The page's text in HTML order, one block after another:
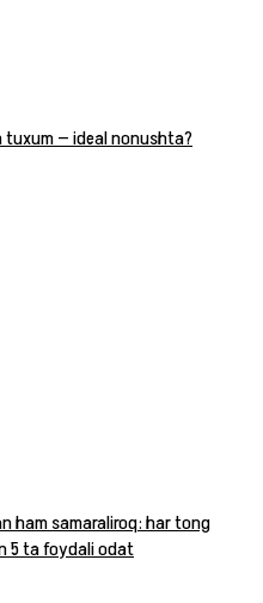
tuxum — ideal nonushta?
ham samaraliroq: har tong
5 ta foydali odat